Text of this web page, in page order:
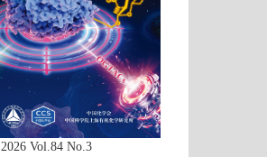
2026 Vol.84 No.3